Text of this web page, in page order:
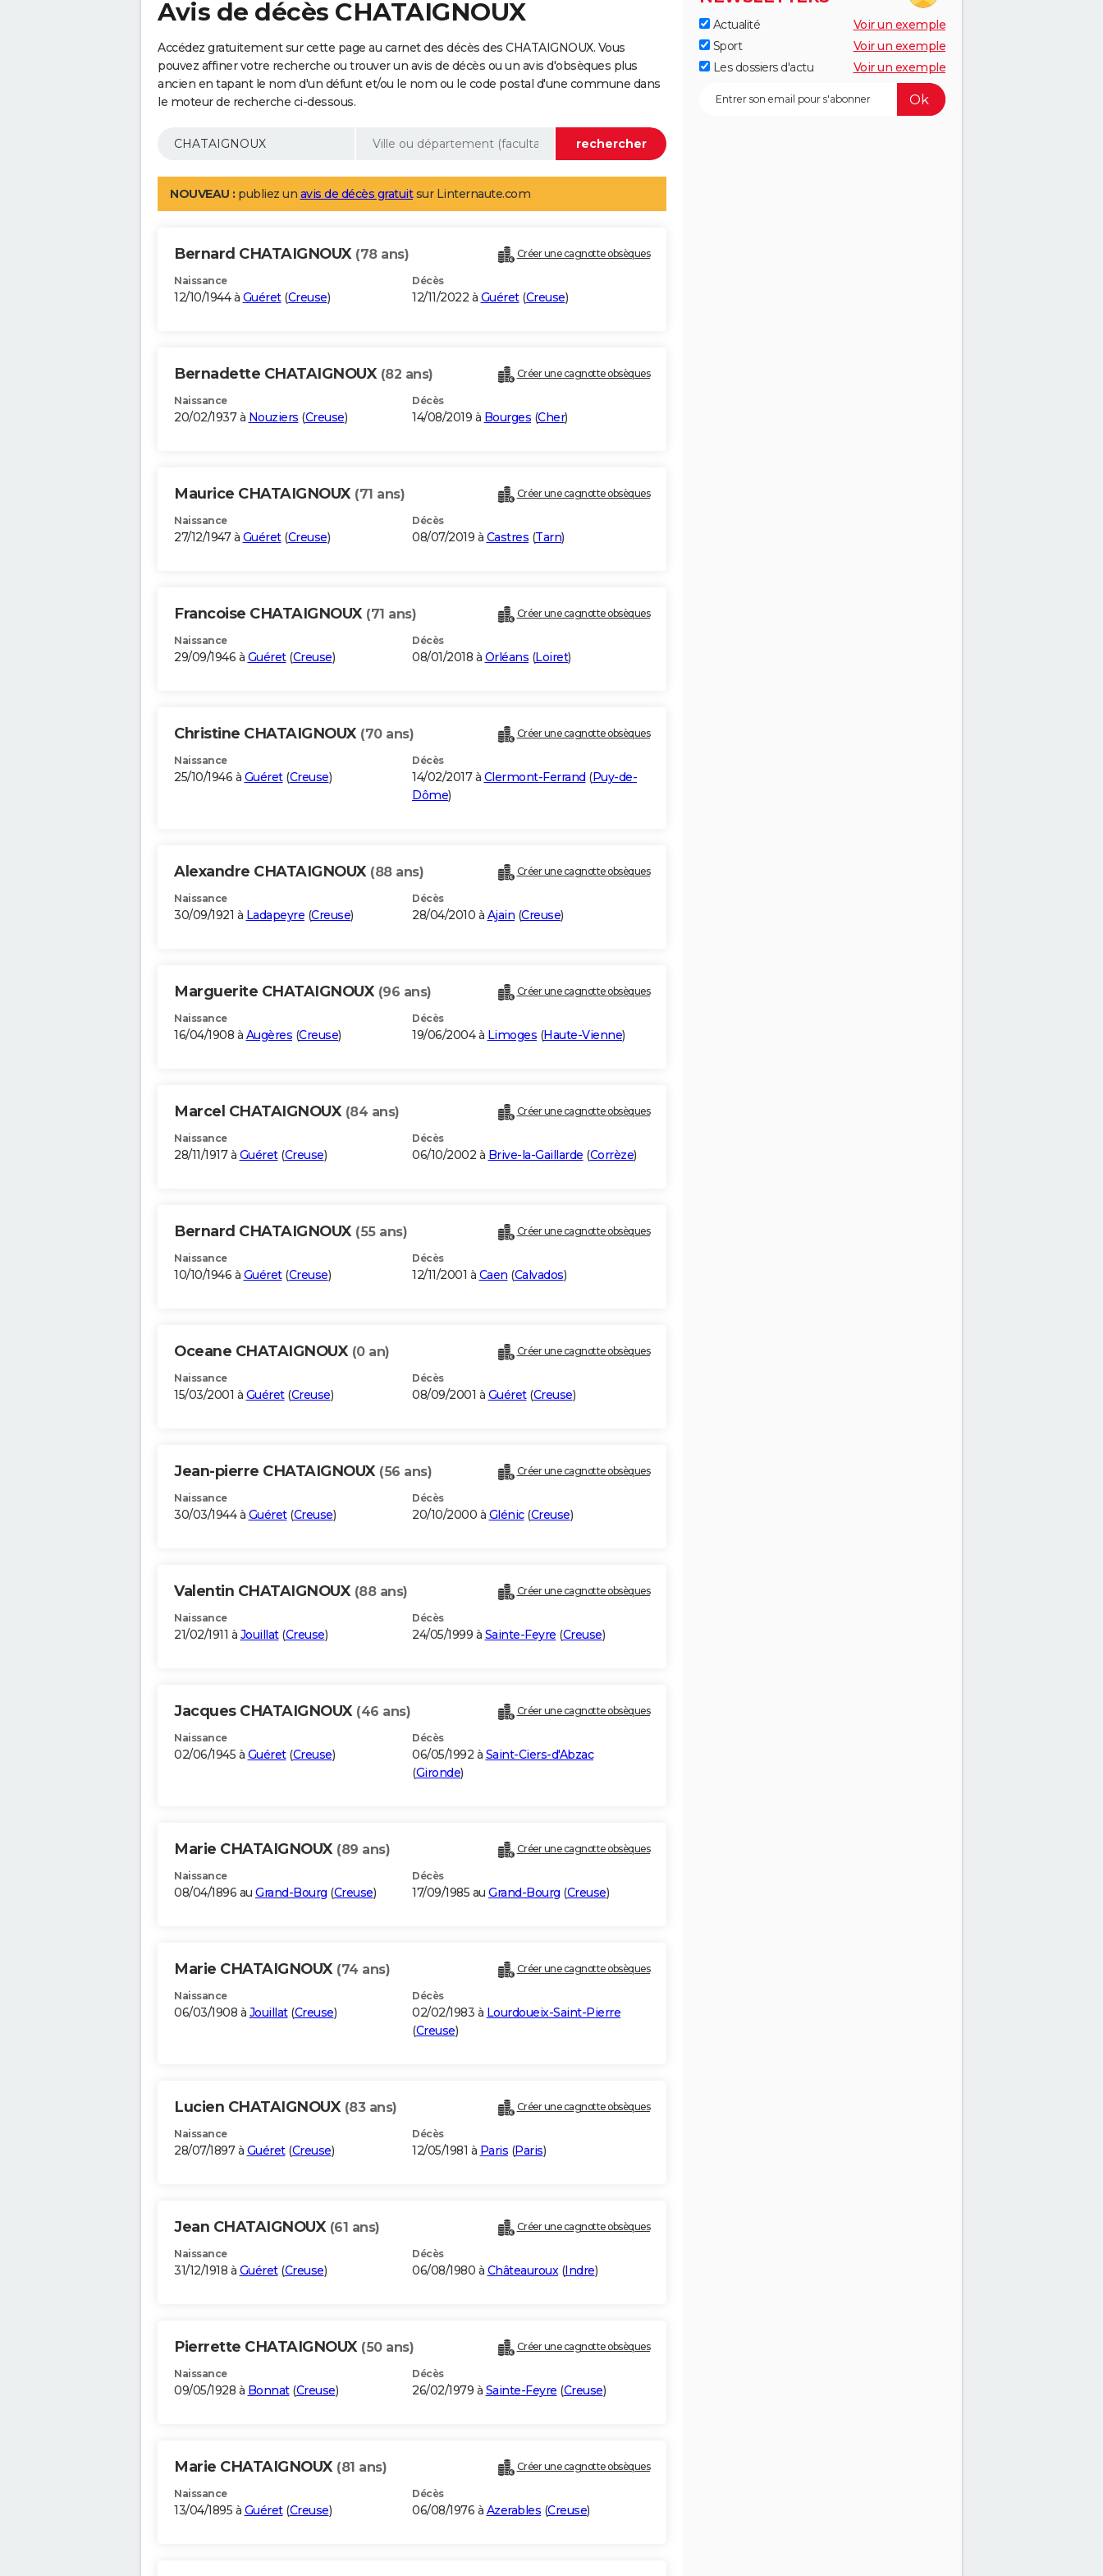
Avis de décès CHATAIGNOUX
Accédez gratuitement sur cette page au carnet des décès des CHATAIGNOUX. Vous
pouvez affiner votre recherche ou trouver un avis de décès ou un avis d'obsèques plus
ancien en tapant le nom d'un défunt et/ou le nom ou le code postal d'une commune dans
le moteur de recherche ci-dessous.
NOUVEAU : publiez un avis de décès gratuitsur Linternaute.com
Bernard CHATAIGNOUX (78 ans) Créer une cagnotte obsèques
Naissance
12/10/1944 à Guéret(Creuse)
Décès
12/11/2022 à Guéret(Creuse)
Bernadette CHATAIGNOUX (82 ans) Créer une cagnotte obsèques
Naissance
20/02/1937 à Nouziers (Creuse)
Décès
14/08/2019 à Bourges (Cher)
Maurice CHATAIGNOUX (71 ans) Créer une cagnotte obsèques
Naissance
27/12/1947 à Guéret(Creuse)
Décès
08/07/2019 à Castres (Tarn)
Francoise CHATAIGNOUX (71 ans) Créer une cagnotte obsèques
Naissance
29/09/1946 à Guéret(Creuse)
Décès
08/01/2018 à Orléans (Loiret)
Christine CHATAIGNOUX (70 ans) Créer une cagnotte obsèques
Naissance
25/10/1946 à Guéret(Creuse)
Décès
14/02/2017 à Clermont-Ferrand (Puy-de-
Dôme)
Alexandre CHATAIGNOUX (88 ans) Créer une cagnotte obsèques
Naissance
30/09/1921 à Ladapeyre (Creuse)
Décès
28/04/2010 à Ajain (Creuse)
Marguerite CHATAIGNOUX (96 ans) Créer une cagnotte obsèques
Naissance
16/04/1908 à Augères (Creuse)
Décès
19/06/2004 à Limoges (Haute-Vienne)
Marcel CHATAIGNOUX (84 ans) Créer une cagnotte obsèques
Naissance
28/11/1917 à Guéret(Creuse)
Décès
06/10/2002 à Brive-la-Gaillarde (Corrèze)
Bernard CHATAIGNOUX (55 ans) Créer une cagnotte obsèques
Naissance
10/10/1946 à Guéret(Creuse)
Décès
12/11/2001 à Caen (Calvados)
Oceane CHATAIGNOUX (0 an) Créer une cagnotte obsèques
Naissance
15/03/2001 à Guéret(Creuse)
Décès
08/09/2001 à Guéret(Creuse)
Jean-pierre CHATAIGNOUX (56 ans) Créer une cagnotte obsèques
Naissance
30/03/1944 à Guéret(Creuse)
Décès
20/10/2000 à Glénic(Creuse)
Valentin CHATAIGNOUX (88 ans) Créer une cagnotte obsèques
Naissance
21/02/1911 à Jouillat(Creuse)
Décès
24/05/1999 à Sainte-Feyre (Creuse)
Jacques CHATAIGNOUX (46 ans) Créer une cagnotte obsèques
Naissance
02/06/1945 à Guéret(Creuse)
Décès
06/05/1992 à Saint-Ciers-d'Abzac
(Gironde)
Marie CHATAIGNOUX (89 ans) Créer une cagnotte obsèques
Naissance
08/04/1896 au Grand-Bourg (Creuse)
Décès
17/09/1985 au Grand-Bourg (Creuse)
Marie CHATAIGNOUX (74 ans) Créer une cagnotte obsèques
Naissance
06/03/1908 à Jouillat(Creuse)
Décès
02/02/1983 à Lourdoueix-Saint-Pierre
(Creuse)
Lucien CHATAIGNOUX (83 ans) Créer une cagnotte obsèques
Naissance
28/07/1897 à Guéret(Creuse)
Décès
12/05/1981 à Paris (Paris)
Jean CHATAIGNOUX (61 ans) Créer une cagnotte obsèques
Naissance
31/12/1918 à Guéret(Creuse)
Décès
06/08/1980 à Châteauroux(Indre)
Pierrette CHATAIGNOUX (50 ans) Créer une cagnotte obsèques
Naissance
09/05/1928 à Bonnat(Creuse)
Décès
26/02/1979 à Sainte-Feyre (Creuse)
Marie CHATAIGNOUX (81 ans) Créer une cagnotte obsèques
Naissance
13/04/1895 à Guéret(Creuse)
Décès
06/08/1976 à Azerables (Creuse)
Actualité
Voir un exemple
Sport
Voir un exemple
Les dossiers d'actu
Voir un exemple